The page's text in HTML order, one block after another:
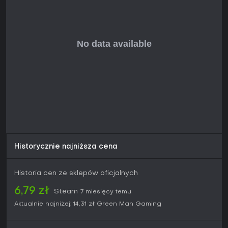
wybór do zgłębienia survival horroru w przemyślany
Historycznie najniższa cena
Historia cen ze sklepów oficjalnych
6,79 zł Steam 7 miesięcy temu
Aktualnie najniżej: 14,31 zł Green Man Gaming